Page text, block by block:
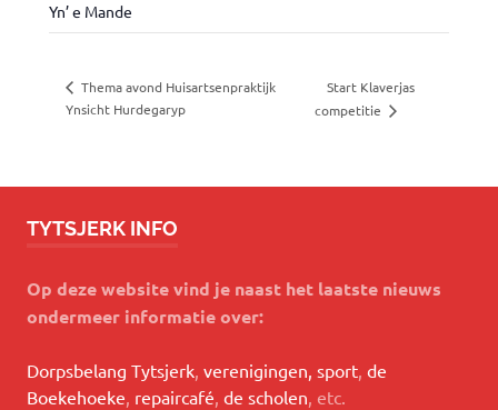
Yn’ e Mande
Thema avond Huisartsenpraktijk
Ynsicht Hurdegaryp
Start Klaverjas
competitie
TYTSJERK INFO
Op deze website vind je naast het laatste nieuws
ondermeer informatie over:
Dorpsbelang Tytsjerk, verenigingen, sport, de
Boekehoeke, repaircafé, de scholen, etc.